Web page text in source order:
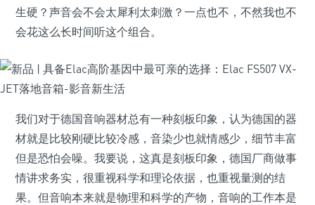
生硬？声音会不会太犀利太刺激？一点也不，不然我也不
会花这么长时间听这个组合。
我们对于德国音响器材总有一种刻板印象，认为德国的器
材就是比较刚硬比较冷感，音染少也就情感少，细节丰富
但是恐怕会噪。我要说，这真是刻板印象，德国厂商做事
情讲求务实，很重视科学和理论依据，也重视量测的结
果。但音响本来就是物理和科学的产物，音响的工作本是